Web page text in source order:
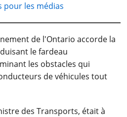
pour les médias
de l'Ontario accorde la
le fardeau
les obstacles qui
de véhicules tout
des Transports, était à